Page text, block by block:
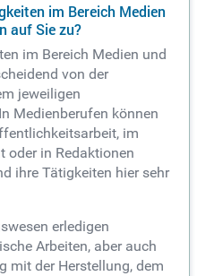
im Bereich Medien
auf Sie zu?
im Bereich Medien und
von der
jeweiligen
Medienberufen können
im
oder in Redaktionen
ihre Tätigkeiten hier sehr
erledigen
Arbeiten, aber auch
mit der Herstellung, dem